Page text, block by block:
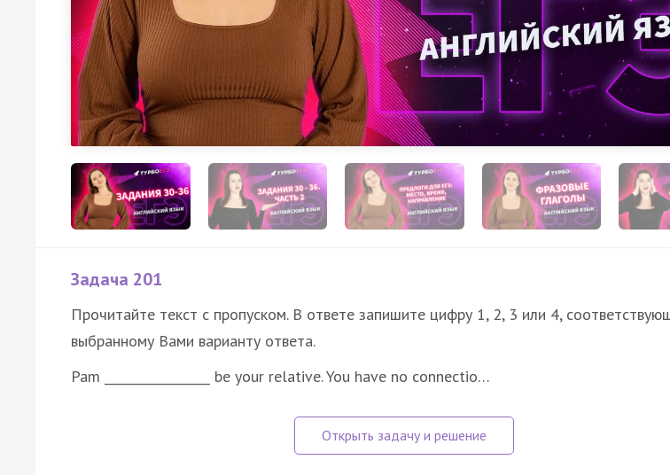
Задача 201
Прочитайте текст с пропуском. В ответе запишите цифру 1, 2, 3 или 4,
выбранному Вами варианту ответа.
Pam _________________ be your relative. You have no connectio…